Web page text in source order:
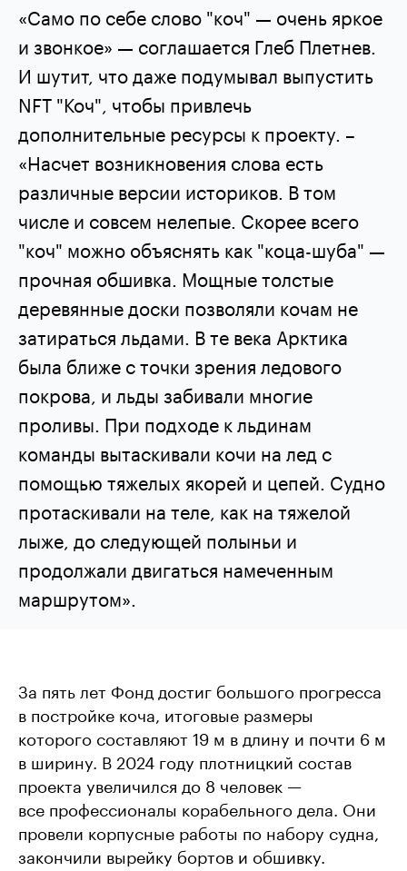
«Само по себе слово "коч" — очень яркое
и звонкое» — соглашается Глеб Плетнев.
И шутит, что даже подумывал выпустить
NFT "Коч", чтобы привлечь
дополнительные ресурсы к проекту. –
«Насчет возникновения слова есть
различные версии историков. В том
числе и совсем нелепые. Скорее всего
"коч" можно объяснять как "коца-шуба" —
прочная обшивка. Мощные толстые
деревянные доски позволяли кочам не
затираться льдами. В те века Арктика
была ближе с точки зрения ледового
покрова, и льды забивали многие
проливы. При подходе к льдинам
команды вытаскивали кочи на лед с
помощью тяжелых якорей и цепей. Судно
протаскивали на теле, как на тяжелой
лыже, до следующей полыньи и
продолжали двигаться намеченным
маршрутом».
За пять лет Фонд достиг большого прогресса
в постройке коча, итоговые размеры
которого составляют 19 м в длину и почти 6 м
в ширину. В 2024 году плотницкий состав
проекта увеличился до 8 человек —
все профессионалы корабельного дела. Они
провели корпусные работы по набору судна,
закончили вырейку бортов и обшивку.